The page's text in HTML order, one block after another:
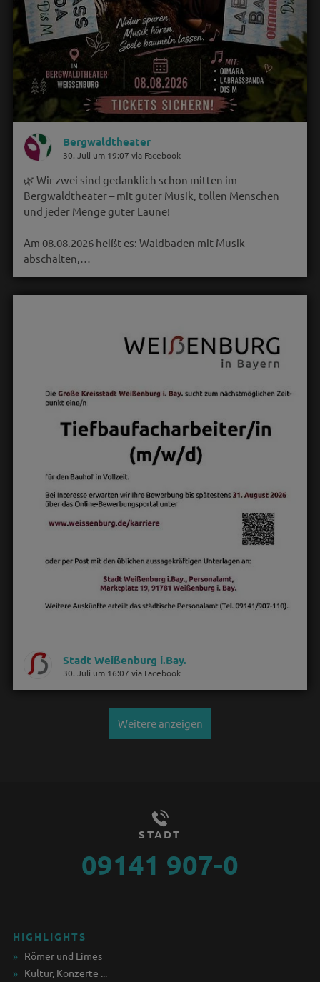
Bergwaldtheater
30. Juli um 19:07 via Facebook
🌿 Wir zwei sind gedanklich schon mitten im
Bergwaldtheater – mit guter Musik, tollen Menschen
und jeder Menge guter Laune!
Am 08.08.2026 heißt es: Waldbaden mit Musik –
abschalten,…
Stadt Weißenburg i.Bay.
30. Juli um 16:07 via Facebook
Weitere anzeigen
STADT
09141 907-0
HIGHLIGHTS
Römer und Limes
Kultur, Konzerte ...